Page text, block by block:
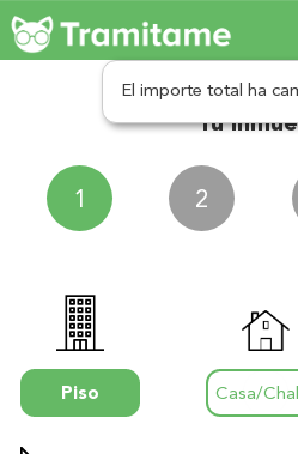
El importe total ha
Tu
Piso Casa/